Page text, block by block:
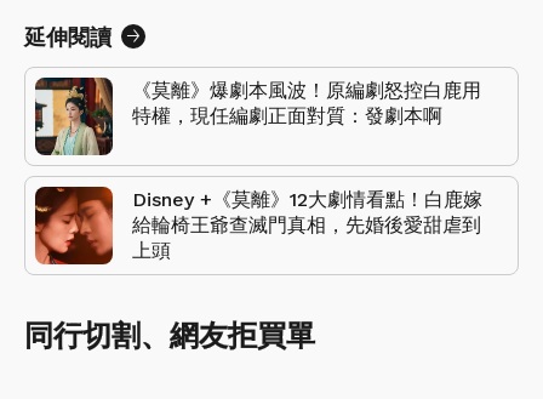
延伸閱讀
《莫離》爆劇本風波！原編劇怒控白鹿用
特權，現任編劇正面對質：發劇本啊
Disney +《莫離》12大劇情看點！白鹿嫁
給輪椅王爺查滅門真相，先婚後愛甜虐到
上頭
同行切割、網友拒買單